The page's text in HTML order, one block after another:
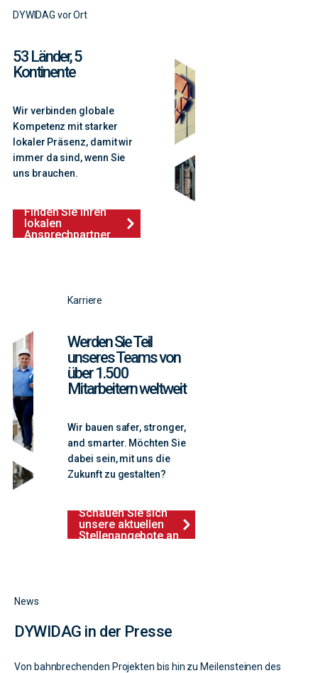
DYWIDAG vor Ort
53 Länder, 5
Kontinente
Wir verbinden globale
Kompetenz mit starker
lokaler Präsenz, damit wir
immer da sind, wenn Sie
uns brauchen.
Finden Sie Ihren
lokalen
Ansprechpartner
Karriere
Werden Sie Teil
unseres Teams von
über 1.500
Mitarbeitern weltweit
Wir bauen safer, stronger,
and smarter. Möchten Sie
dabei sein, mit uns die
Zukunft zu gestalten?
Schauen Sie sich
unsere aktuellen
Stellenangebote an
News
DYWIDAG in der Presse
Von bahnbrechenden Projekten bis hin zu Meilensteinen des